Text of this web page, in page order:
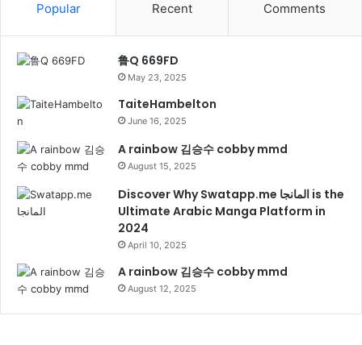
Popular Recent Comments
鲁Q 669FD
May 23, 2025
TaiteHambelton
June 16, 2025
A rainbow 김승수 cobby mmd
August 15, 2025
Discover Why Swatapp.me المانجا is the
Ultimate Arabic Manga Platform in
2024
April 10, 2025
A rainbow 김승수 cobby mmd
August 12, 2025